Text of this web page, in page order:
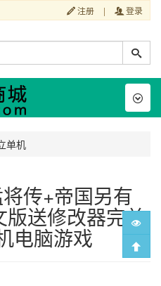
注册 | 登录
单机
传+帝国另有
送修改器完美
电脑游戏